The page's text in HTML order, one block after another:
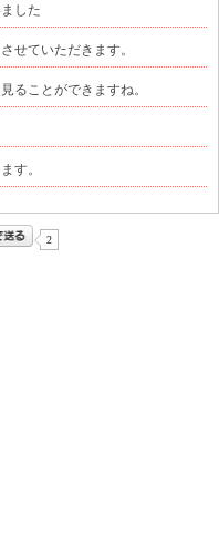
した
せていただきます。
ることができますね。
す。
2